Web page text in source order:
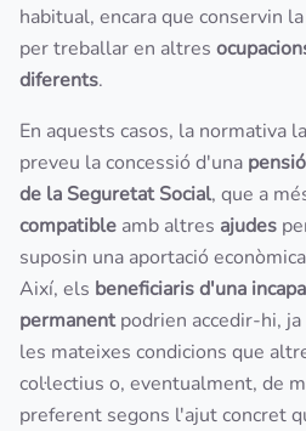
habitual, encara que conservin
per treballar en altres
diferents.
En aquests casos, la normativa
preveu la concessió d'una
de la Seguretat Social, que a
compatible amb altres ajudes
suposin una aportació
Així, els beneficiaris d'una
permanentpodrien accedir-hi, ja
les mateixes condicions que
col·lectius o, eventualment, de
preferent segons l'ajut concret